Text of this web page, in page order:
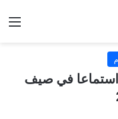
استماعا في صيف